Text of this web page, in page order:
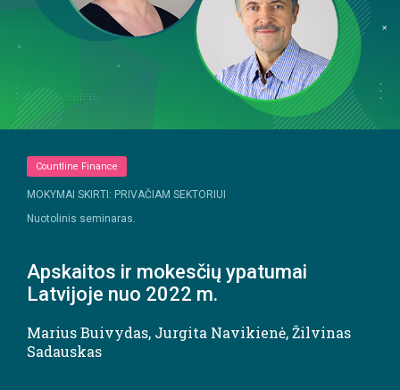
Countline Finance
MOKYMAI SKIRTI: PRIVAČIAM SEKTORIUI
Nuotolinis seminaras.
Apskaitos ir mokesčių ypatumai
Latvijoje nuo 2022 m.
Marius Buivydas, Jurgita Navikienė,Žilvinas
Sadauskas